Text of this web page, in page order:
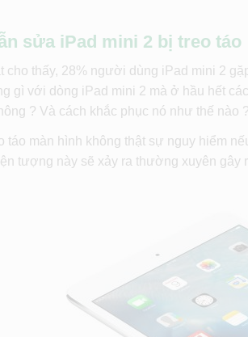
sửa iPad mini 2 bị treo táo
cho thấy, 28% người dùng iPad mini 2
gì với dòng iPad mini 2 mà ở hầu hết
? Và cách khắc phục nó như thế nào ?
táo màn hình không thật sự nguy hiểm
tượng này sẽ xảy ra thường xuyên gây